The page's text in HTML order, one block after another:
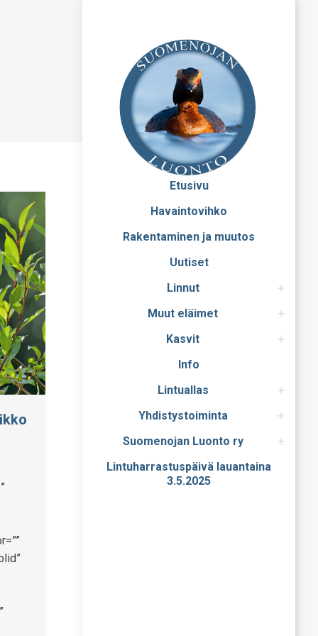
Etusivu
Havaintovihko
Rakentaminen ja muutos
Uutiset
Linnut
Muut eläimet
Kasvit
Info
Lintuallas
Yhdistystoiminta
Suomenojan Luonto ry
Lintuharrastuspäivä lauantaina
3.5.2025